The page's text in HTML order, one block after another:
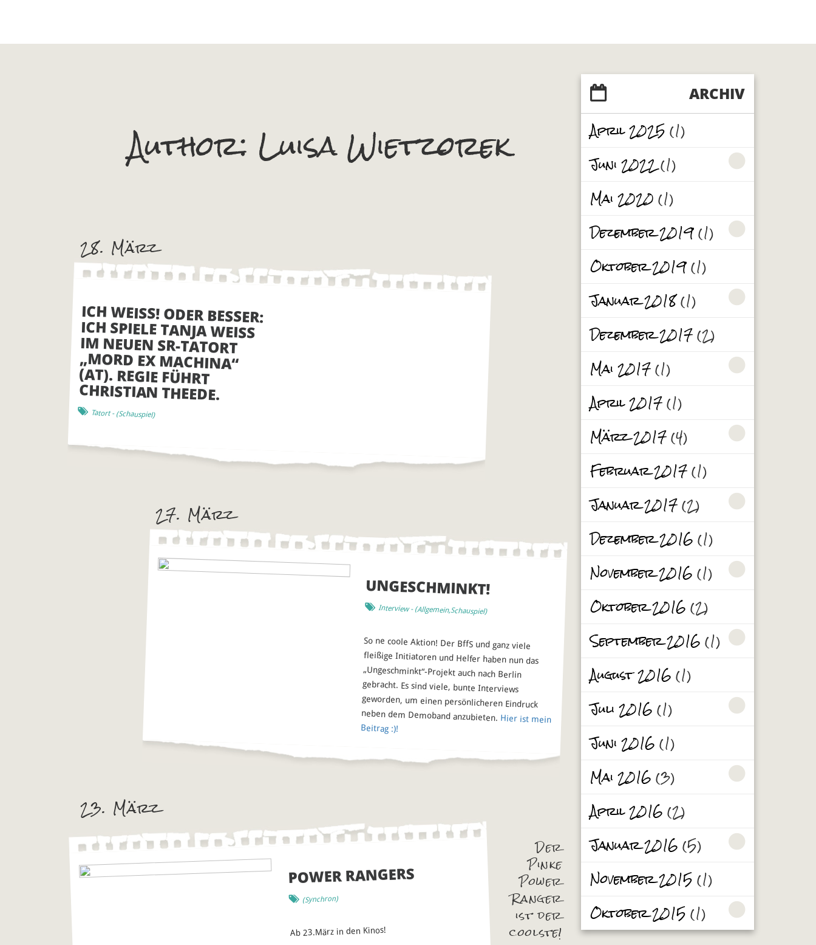
ARCHIV
April 2025(1)
Juni 2022(1)
Mai 2020(1)
Dezember 2019(1)
Oktober 2019(1)
Januar 2018(1)
Dezember 2017(2)
Mai 2017(1)
April 2017(1)
März 2017(4)
Februar 2017(1)
Januar 2017(2)
Dezember 2016(1)
November 2016(1)
Oktober 2016(2)
September 2016(1)
August 2016(1)
Juli 2016(1)
Juni 2016(1)
Mai 2016(3)
April 2016(2)
Januar 2016(5)
November 2015(1)
Oktober 2015(1)
Author: Luisa Wietzorek
28. März
ICH WEISS! ODER BESSER:
ICH SPIELE TANJA WEISS
IM NEUEN SR-TATORT
„MORD EX MACHINA“
(AT). REGIE FÜHRT
CHRISTIAN THEEDE.
Tatort- (Schauspiel)
27. März
UNGESCHMINKT!
Interview- (Allgemein,Schauspiel)
So ne coole Aktion! Der BffS und ganz viele
fleißige Initiatoren und Helfer haben nun das
„Ungeschminkt“-Projekt auch nach Berlin
gebracht. Es sind viele, bunte Interviews
geworden, um einen persönlicheren Eindruck
neben dem Demoband anzubieten. Hier ist mein
Beitrag :)!
23. März
POWER RANGERS
(Synchron)
Ab 23.März in den Kinos!
Der
Pinke
Power
Ranger
ist der
coolste!